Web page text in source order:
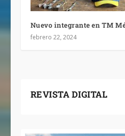
Nuevo integrante en TM
febrero 22, 2024
REVISTA DIGITAL